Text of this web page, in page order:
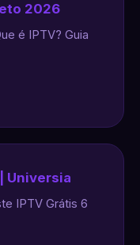
2026
é IPTV? Guia
Universia
IPTV Grátis 6